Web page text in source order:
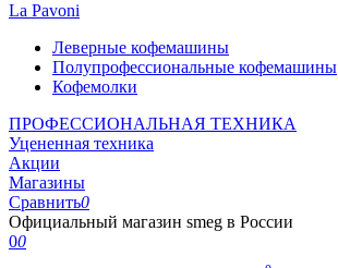
La Pavoni
Леверные кофемашины
Полупрофессиональные кофемашины
Кофемолки
ПРОФЕССИОНАЛЬНАЯ ТЕХНИКА
Уцененная техника
Акции
Магазины
Сравнить0
Официальный магазин smeg в России
00